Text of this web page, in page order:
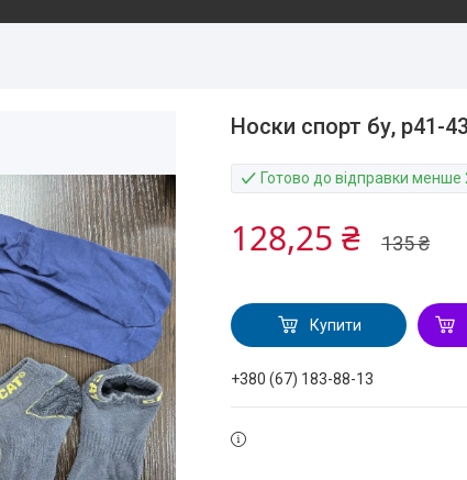
Носки спорт бу, р41-
Готово до відправки менше
135 ₴
128,25 ₴
Купити
+380 (67) 183-88-13